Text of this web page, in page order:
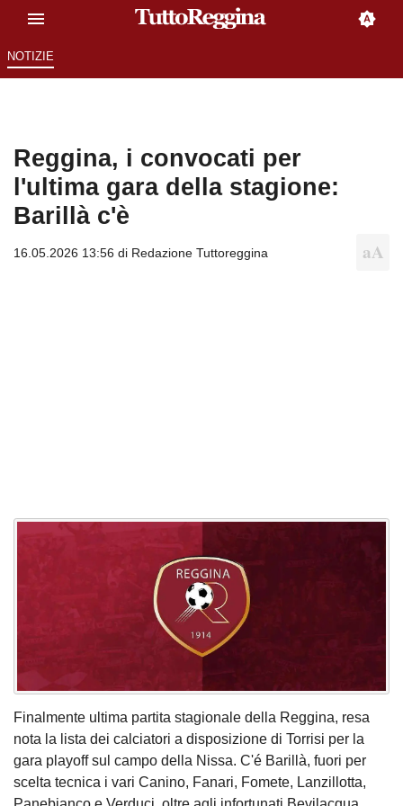
NOTIZIE
Reggina, i convocati per
l'ultima gara della stagione:
Barillà c'è
16.05.2026 13:56 di Redazione Tuttoreggina
Finalmente ultima partita stagionale della Reggina, resa
nota la lista dei calciatori a disposizione di Torrisi per la
gara playoff sul campo della Nissa. C'é Barillà, fuori per
scelta tecnica i vari Canino, Fanari, Fomete, Lanzillotta,